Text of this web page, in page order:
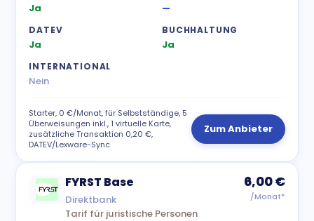
Ja —
DATEV
Ja
BUCHHALTUNG
Ja
INTERNATIONAL
Nein
Starter, 0 €/Monat, für Selbstständige, 5
Überweisungen inkl., 1 virtuelle Karte,
zusätzliche Transaktion 0,20 €,
DATEV/Lexware-Sync
Zum Anbieter
FYRST Base
Direktbank
Tarif für juristische Personen
6,00 €
/Monat*